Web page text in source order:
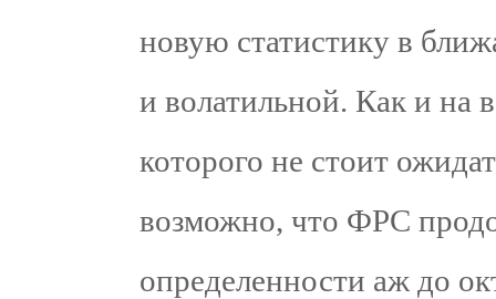
новую статистику в
и волатильной. Как и на
которого не стоит
возможно, что ФРС
определенности аж до